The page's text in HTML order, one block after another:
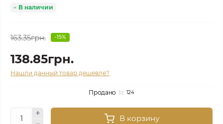
В наличии
163.35грн. -15%
138.85грн.
Нашли данный товар дешевле?
Продано 124
В корзину